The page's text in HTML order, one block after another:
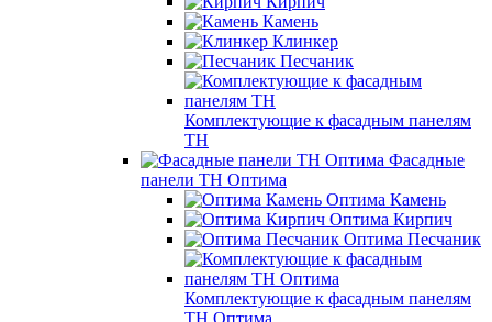
Камень
Клинкер
Песчаник
Комплектующие к фасадным панелям
ТН
Фасадные
панели ТН Оптима
Оптима Камень
Оптима Кирпич
Оптима Песчаник
Комплектующие к фасадным панелям
ТН Оптима